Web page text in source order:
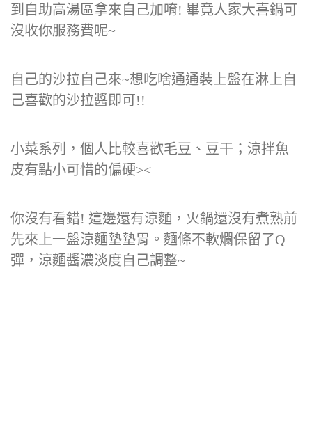
到自助高湯區拿來自己加唷! 畢竟人家大喜鍋可
沒收你服務費呢~
自己的沙拉自己來~想吃啥通通裝上盤在淋上自
己喜歡的沙拉醬即可!!
小菜系列，個人比較喜歡毛豆、豆干；涼拌魚
皮有點小可惜的偏硬><
你沒有看錯! 這邊還有涼麵，火鍋還沒有煮熟前
先來上一盤涼麵墊墊胃。麵條不軟爛保留了Q
彈，涼麵醬濃淡度自己調整~